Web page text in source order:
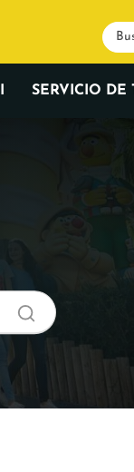
SERVICIO DE